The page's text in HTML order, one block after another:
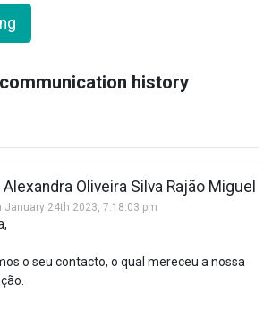
history
Oliveira Silva Rajão Miguel
January 24th 2023, 7:18:03 pm
o seu contacto, o qual mereceu a nossa